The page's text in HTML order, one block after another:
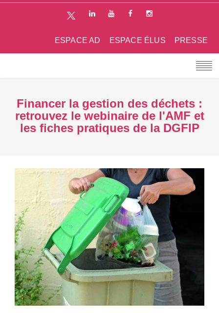
PRESSE
ESPACE ÉLUS
ESPACE AD
Financer la gestion des déchets :
retrouvez le webinaire de l'AMF et
les fiches pratiques de la DGFIP